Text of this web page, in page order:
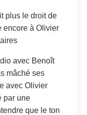
plus le droit de
encore à Olivier
avec Benoît
mâché ses
avec Olivier
par une
que le ton